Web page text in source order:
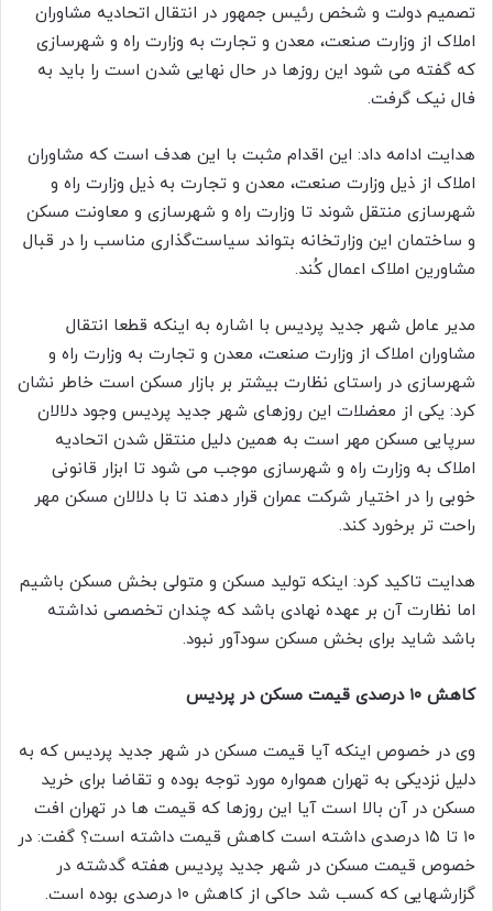
تصمیم دولت و شخص رئیس جمهور در انتقال اتحادیه مشاوران
املاک از وزارت صنعت، معدن و تجارت به وزارت راه و شهرسازی
که گفته می شود این روزها در حال نهایی شدن است را باید به
فال نیک گرفت.
هدایت ادامه داد: این اقدام مثبت با این هدف است که مشاوران
املاک از ذیل وزارت صنعت، معدن و تجارت به ذیل وزارت راه و
شهرسازی منتقل شوند تا وزارت راه و شهرسازی و معاونت مسکن
و ساختمان این وزارتخانه بتواند سیاست‌گذاری مناسب را در قبال
مشاورین املاک اعمال کُند.
مدیر عامل شهر جدید پردیس با اشاره به اینکه قطعا انتقال
مشاوران املاک از وزارت صنعت، معدن و تجارت به وزارت راه و
شهرسازی در راستای نظارت بیشتر بر بازار مسکن است خاطر نشان
کرد: یکی از معضلات این روزهای شهر جدید پردیس وجود دلالان
سرپایی مسکن مهر است به همین دلیل منتقل شدن اتحادیه
املاک به وزارت راه و شهرسازی موجب می شود تا ابزار قانونی
خوبی را در اختیار شرکت عمران قرار دهند تا با دلالان مسکن مهر
راحت تر برخورد کند.
هدایت تاکید کرد: اینکه تولید مسکن و متولی بخش مسکن باشیم
اما نظارت آن بر عهده نهادی باشد که چندان تخصصی نداشته
باشد شاید برای بخش مسکن سودآور نبود.
کاهش ۱۰ درصدی قیمت مسکن در پردیس
وی در خصوص اینکه آیا قیمت مسکن در شهر جدید پردیس که به
دلیل نزدیکی به تهران همواره مورد توجه بوده و تقاضا برای خرید
مسکن در آن بالا است آیا این روزها که قیمت ها در تهران افت
۱۰ تا ۱۵ درصدی داشته است کاهش قیمت داشته است؟ گفت: در
خصوص قیمت مسکن در شهر جدید پردیس هفته گدشته در
گزارشهایی که کسب شد حاکی از کاهش ۱۰ درصدی بوده است.